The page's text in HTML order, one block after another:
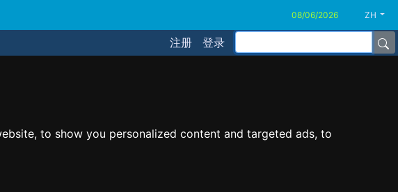
to show you personalized content and targeted ads, to
ZH
注册 登录